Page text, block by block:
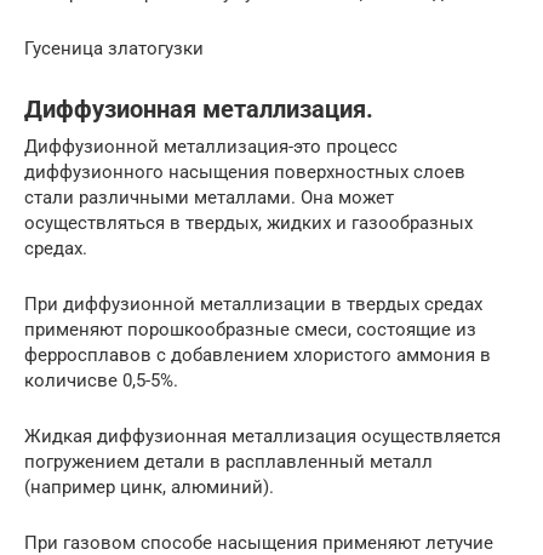
Гусеница златогузки
Диффузионная металлизация.
Диффузионной металлизация-это процесс
диффузионного насыщения поверхностных слоев
стали различными металлами. Она может
осуществляться в твердых, жидких и газообразных
средах.
При диффузионной металлизации в твердых средах
применяют порошкообразные смеси, состоящие из
ферросплавов с добавлением хлористого аммония в
количисве 0,5-5%.
Жидкая диффузионная металлизация осуществляется
погружением детали в расплавленный металл
(например цинк, алюминий).
При газовом способе насыщения применяют летучие